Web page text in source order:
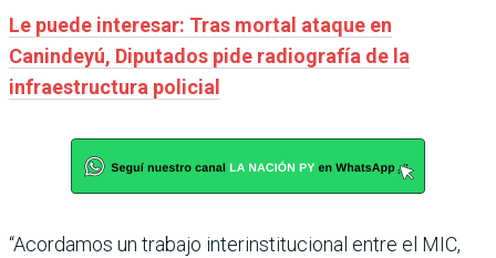
Le puede interesar: Tras mortal ataque en
Canindeyú, Diputados pide radiografía de la
infraestructura policial
“Acordamos un trabajo interinstitucional entre el MIC,